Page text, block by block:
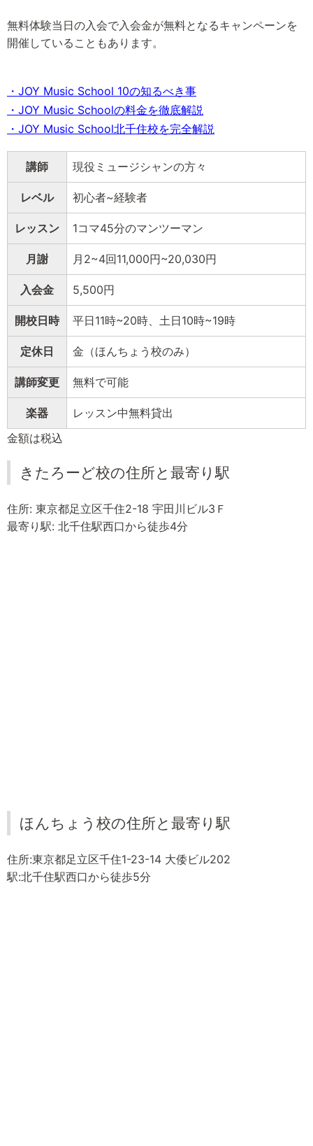
無料体験当日の入会で入会金が無料となるキャンペーンを
開催していることもあります。
・JOY Music School 10の知るべき事
・JOY Music Schoolの料金を徹底解説
・JOY Music School北千住校を完全解説
講師 現役ミュージシャンの方々
レベル 初心者~経験者
レッスン 1コマ45分のマンツーマン
月謝 月2~4回11,000円~20,030円
入会金 5,500円
開校日時 平日11時~20時、土日10時~19時
定休日 金（ほんちょう校のみ）
講師変更 無料で可能
楽器
レッスン中無料貸出
金額は税込
きたろーど校の住所と最寄り駅
住所: 東京都足立区千住2-18 宇田川ビル3Ｆ
最寄り駅: 北千住駅西口から徒歩4分
ほんちょう校の住所と最寄り駅
住所:東京都足立区千住1-23-14 大倭ビル202
駅:北千住駅西口から徒歩5分